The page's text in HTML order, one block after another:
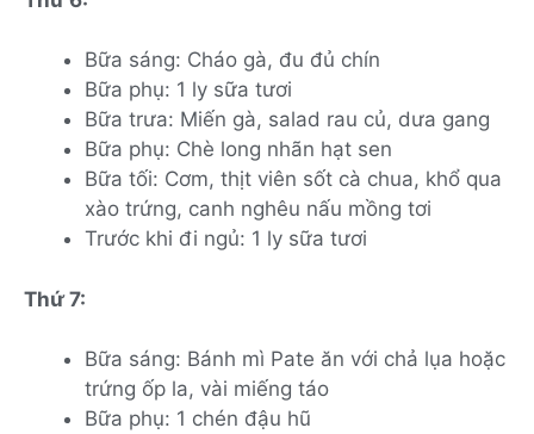
Bữa sáng: Cháo gà, đu đủ chín
Bữa phụ: 1 ly sữa tươi
Bữa trưa: Miến gà, salad rau củ, dưa gang
Bữa phụ: Chè long nhãn hạt sen
Bữa tối: Cơm, thịt viên sốt cà chua, khổ qua
xào trứng, canh nghêu nấu mồng tơi
Trước khi đi ngủ: 1 ly sữa tươi
Thứ 7:
Bữa sáng: Bánh mì Pate ăn với chả lụa hoặc
trứng ốp la, vài miếng táo
Bữa phụ: 1 chén đậu hũ